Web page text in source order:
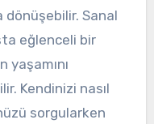
dönüşebilir. Sanal
eğlenceli bir
yaşamını
Kendinizi nasıl
sorgularken